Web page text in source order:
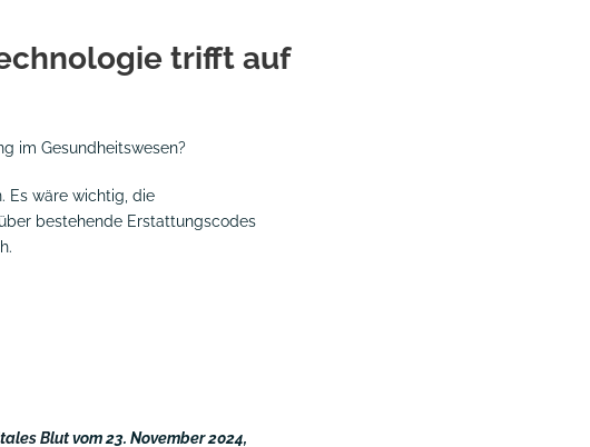
trifft auf
im Gesundheitswesen?
Es wäre wichtig, die
bestehende Erstattungscodes
Blutvom 23. November 2024,